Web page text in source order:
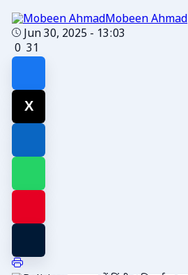
Mobeen Ahmad
Jun 30, 2025 - 13:03
0 31